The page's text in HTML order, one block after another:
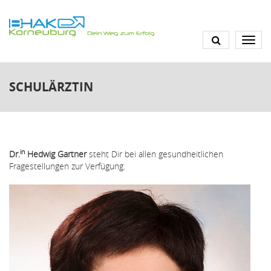
zum
Inhalt
SCHULÄRZTIN
Dr.in Hedwig Gartnersteht Dir bei allen gesundheitlichen
Fragestellungen zur Verfügung.